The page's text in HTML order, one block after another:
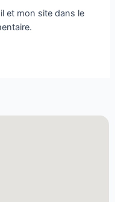
et mon site dans le